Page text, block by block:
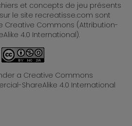
et concepts de jeu présents
le site recreatisse.com sont
Creative Commons (Attribution-
4.0 International).
a Creative Commons
ShareAlike 4.0 International